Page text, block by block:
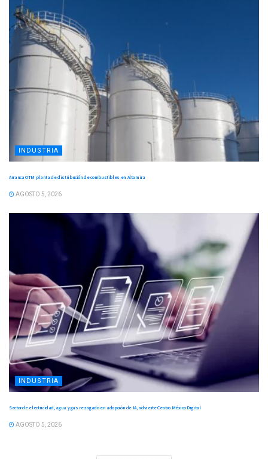
INDUSTRIA
Arranca OTM planta de distribución de combustibles en Altamira
AGOSTO 5, 2026
INDUSTRIA
Sector de electricidad, agua y gas rezagado en adopción de IA, advierte Centro México Digital
AGOSTO 5, 2026